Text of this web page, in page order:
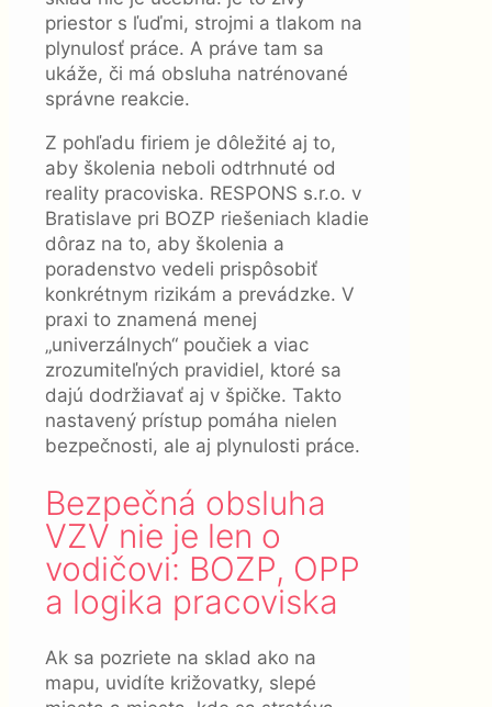
priestor s ľuďmi, strojmi a tlakom na
plynulosť práce. A práve tam sa
ukáže, či má obsluha natrénované
správne reakcie.
Z pohľadu firiem je dôležité aj to,
aby školenia neboli odtrhnuté od
reality pracoviska. RESPONS s.r.o. v
Bratislave pri BOZP riešeniach kladie
dôraz na to, aby školenia a
poradenstvo vedeli prispôsobiť
konkrétnym rizikám a prevádzke. V
praxi to znamená menej
„univerzálnych“ poučiek a viac
zrozumiteľných pravidiel, ktoré sa
dajú dodržiavať aj v špičke. Takto
nastavený prístup pomáha nielen
bezpečnosti, ale aj plynulosti práce.
Bezpečná obsluha
VZV nie je len o
vodičovi: BOZP, OPP
a logika pracoviska
Ak sa pozriete na sklad ako na
mapu, uvidíte križovatky, slepé